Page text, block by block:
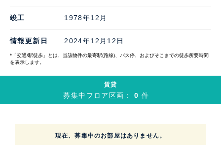
竣工 1978年12月
情報更新日 2024年12月12日
*「交通/駅徒歩」とは、当該物件の最寄駅(路線)、バス停、およびそこまでの徒歩所要時間
を表示します。
賃貸
募集中フロア区画：0件
現在、募集中のお部屋はありません。